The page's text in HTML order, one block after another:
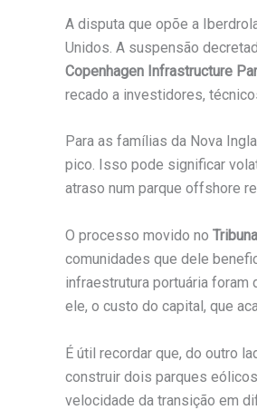
A disputa que opõe a
Unidos. A suspensão
Copenhagen Infrastructure
recado a investidores,
Para as famílias da Nova
pico. Isso pode significar
atraso num parque offshore
O processo movido no
comunidades que dele
infraestrutura portuária
ele, o custo do capital, que
É útil recordar que, do outro
construir dois parques
velocidade da transição em